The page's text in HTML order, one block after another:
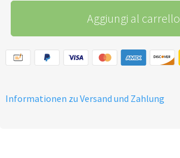
Aggiungi al carrello
Informationen zu Versand und Zahlung